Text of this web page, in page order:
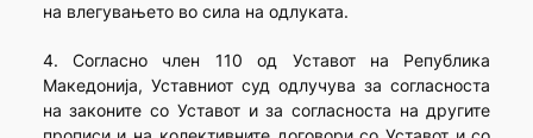
на влегувањето во сила на одлуката.
4. Согласно член 110 од Уставот на Република
Македонија, Уставниот суд одлучува за согласноста
на законите со Уставот и за согласноста на другите